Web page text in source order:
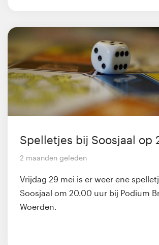
Spelletjes bij Soosjaal op
2 maanden geleden
Vrijdag 29 mei is er weer ene
Soosjaal om 20.00 uur bij Podium
Woerden.